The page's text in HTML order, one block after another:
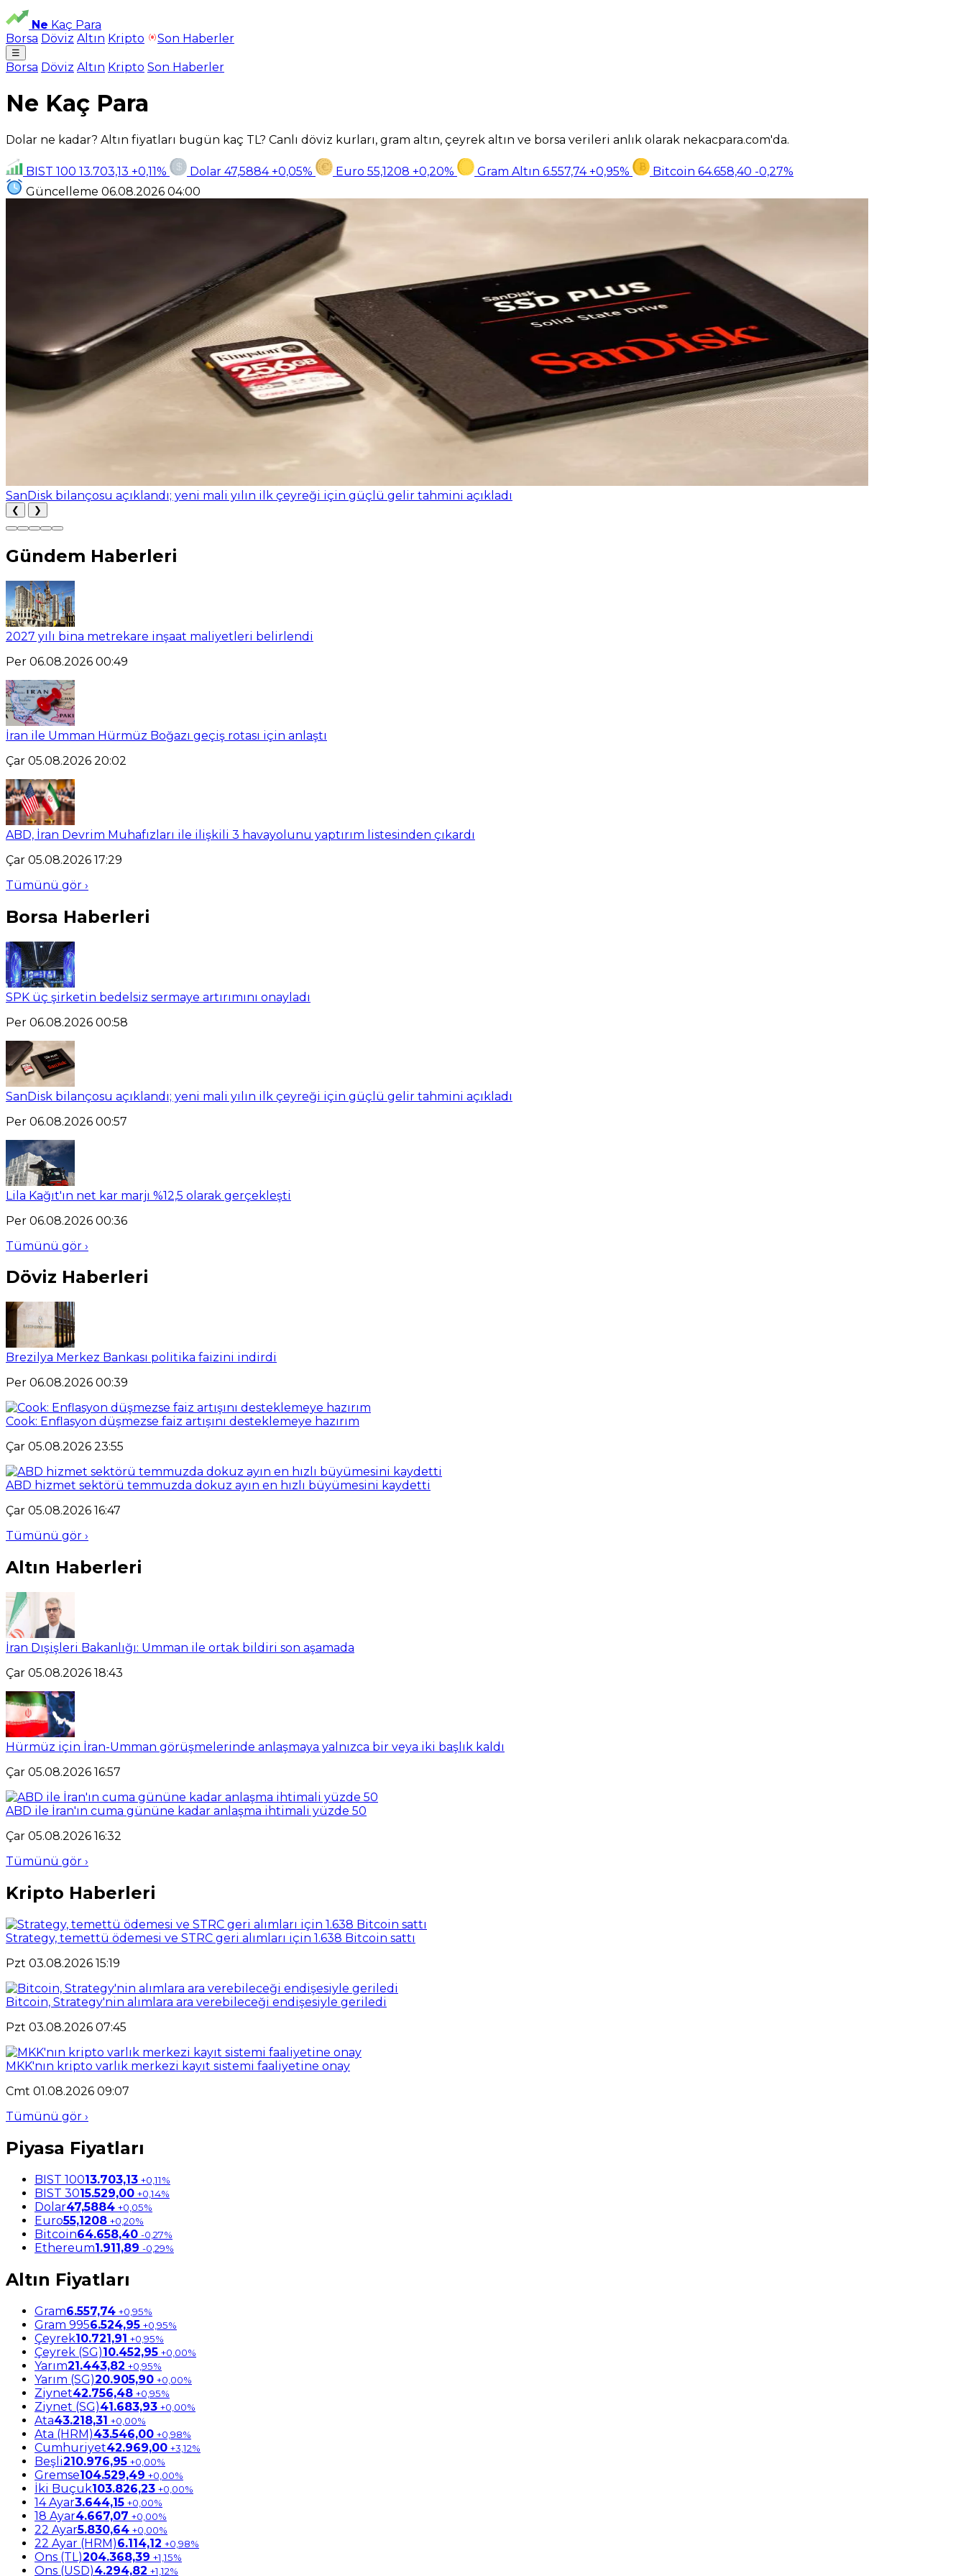
Ne Kaç Para
Borsa Döviz Altın Kripto Son Haberler
☰
Borsa Döviz Altın Kripto Son Haberler
Ne Kaç Para
Dolar ne kadar? Altın fiyatları bugün kaç TL? Canlı döviz kurları, gram altın, çeyrek altın ve borsa verileri anlık olarak nekacpara.com'da.
BIST 100 13.703,13 +0,11% Dolar 47,5884 +0,05% Euro 55,1208 +0,20% Gram Altın 6.557,74 +0,95% Bitcoin 64.658,40 -0,27%
Güncelleme 06.08.2026 04:00
SanDisk bilançosu açıklandı; yeni mali yılın ilk çeyreği için güçlü gelir tahmini açıkladı
❮ ❯
Gündem Haberleri
2027 yılı bina metrekare inşaat maliyetleri belirlendi
Per 06.08.2026 00:49
İran ile Umman Hürmüz Boğazı geçiş rotası için anlaştı
Çar 05.08.2026 20:02
ABD, İran Devrim Muhafızları ile ilişkili 3 havayolunu yaptırım listesinden çıkardı
Çar 05.08.2026 17:29
Tümünü gör ›
Borsa Haberleri
SPK üç şirketin bedelsiz sermaye artırımını onayladı
Per 06.08.2026 00:58
SanDisk bilançosu açıklandı; yeni mali yılın ilk çeyreği için güçlü gelir tahmini açıkladı
Per 06.08.2026 00:57
Lila Kağıt'ın net kar marjı %12,5 olarak gerçekleşti
Per 06.08.2026 00:36
Tümünü gör ›
Döviz Haberleri
Brezilya Merkez Bankası politika faizini indirdi
Per 06.08.2026 00:39
Cook: Enflasyon düşmezse faiz artışını desteklemeye hazırım
Çar 05.08.2026 23:55
ABD hizmet sektörü temmuzda dokuz ayın en hızlı büyümesini kaydetti
Çar 05.08.2026 16:47
Tümünü gör ›
Altın Haberleri
İran Dışişleri Bakanlığı: Umman ile ortak bildiri son aşamada
Çar 05.08.2026 18:43
Hürmüz için İran-Umman görüşmelerinde anlaşmaya yalnızca bir veya iki başlık kaldı
Çar 05.08.2026 16:57
ABD ile İran'ın cuma gününe kadar anlaşma ihtimali yüzde 50
Çar 05.08.2026 16:32
Tümünü gör ›
Kripto Haberleri
Strategy, temettü ödemesi ve STRC geri alımları için 1.638 Bitcoin sattı
Pzt 03.08.2026 15:19
Bitcoin, Strategy'nin alımlara ara verebileceği endişesiyle geriledi
Pzt 03.08.2026 07:45
MKK'nın kripto varlık merkezi kayıt sistemi faaliyetine onay
Cmt 01.08.2026 09:07
Tümünü gör ›
Piyasa Fiyatları
BIST 10013.703,13 +0,11%
BIST 3015.529,00 +0,14%
Dolar47,5884 +0,05%
Euro55,1208 +0,20%
Bitcoin64.658,40 -0,27%
Ethereum1.911,89 -0,29%
Altın Fiyatları
Gram6.557,74 +0,95%
Gram 9956.524,95 +0,95%
Çeyrek10.721,91 +0,95%
Çeyrek (SG)10.452,95 +0,00%
Yarım21.443,82 +0,95%
Yarım (SG)20.905,90 +0,00%
Ziynet42.756,48 +0,95%
Ziynet (SG)41.683,93 +0,00%
Ata43.218,31 +0,00%
Ata (HRM)43.546,00 +0,98%
Cumhuriyet42.969,00 +3,12%
Beşli210.976,95 +0,00%
Gremse104.529,49 +0,00%
İki Buçuk103.826,23 +0,00%
14 Ayar3.644,15 +0,00%
18 Ayar4.667,07 +0,00%
22 Ayar5.830,64 +0,00%
22 Ayar (HRM)6.114,12 +0,98%
Ons (TL)204.368,39 +1,15%
Ons (USD)4.294,82 +1,12%